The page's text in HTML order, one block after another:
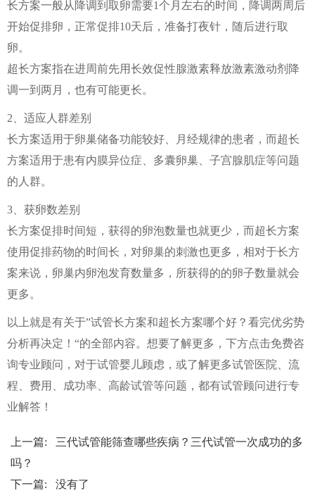
长方案一般从降调到取卵需要1个月左右的时间，降调两周后
开始促排卵，正常促排10天后，准备打夜针，随后进行取
卵。
超长方案指在进周前先用长效促性腺激素释放激素激动剂降
调一到两月，也有可能更长。
2、适应人群差别
长方案适用于卵巢储备功能较好、月经规律的患者，而超长
方案适用于患有内膜异位症、多囊卵巢、子宫腺肌症等问题
的人群。
3、获卵数差别
长方案促排时间短，获得的卵泡数量也就更少，而超长方案
使用促排药物的时间长，对卵巢的刺激也更多，相对于长方
案来说，卵巢内卵泡发育数量多，所获得的的卵子数量就会
更多。
以上就是有关于”试管长方案和超长方案哪个好？看完优劣势
分析再决定！“的全部内容。想要了解更多，下方点击免费咨
询专业顾问，对于试管婴儿顾虑，或了解更多试管医院、流
程、费用、成功率、高龄试管等问题，都有试管顾问进行专
业解答！
上一篇: 三代试管能筛查哪些疾病？三代试管一次成功的多
吗？
下一篇: 没有了